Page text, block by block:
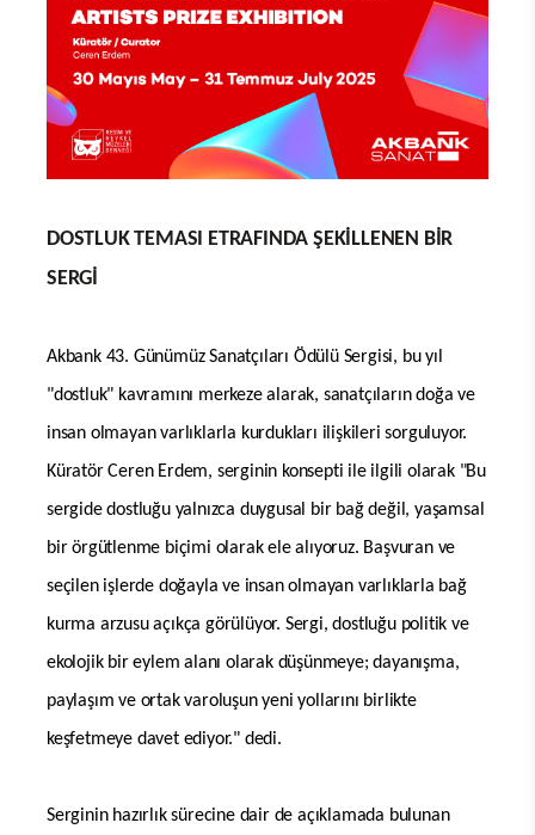
DOSTLUK TEMASI ETRAFINDA ŞEKİLLENEN BİR
SERGİ
Akbank 43. Günümüz Sanatçıları Ödülü Sergisi, bu yıl
"dostluk" kavramını merkeze alarak, sanatçıların doğa ve
insan olmayan varlıklarla kurdukları ilişkileri sorguluyor.
Küratör Ceren Erdem, serginin konsepti ile ilgili olarak "Bu
sergide dostluğu yalnızca duygusal bir bağ değil, yaşamsal
bir örgütlenme biçimi olarak ele alıyoruz. Başvuran ve
seçilen işlerde doğayla ve insan olmayan varlıklarla bağ
kurma arzusu açıkça görülüyor. Sergi, dostluğu politik ve
ekolojik bir eylem alanı olarak düşünmeye; dayanışma,
paylaşım ve ortak varoluşun yeni yollarını birlikte
keşfetmeye davet ediyor." dedi.
Serginin hazırlık sürecine dair de açıklamada bulunan